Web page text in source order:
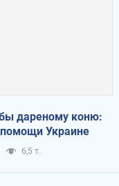
дареному коню:
Украине
6,5 т.